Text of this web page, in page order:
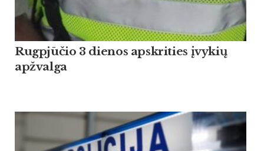
Rugpjūčio 3 dienos apskrities įvykių
apžvalga